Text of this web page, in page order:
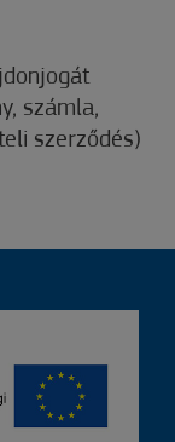
számla,
szerződés)